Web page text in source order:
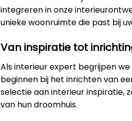
integreren in onze
unieke woonruimte die past bij
Van inspiratie tot
Als interieur expert begrijpen
beginnen bij het inrichten van
selectie aan interieur inspiratie,
van hun droomhuis.